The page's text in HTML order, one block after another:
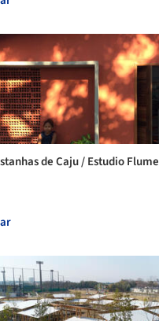
de Caju / Estudio Flume